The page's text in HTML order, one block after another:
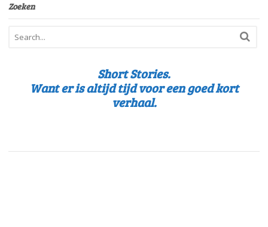
Zoeken
Short Stories.
Want er is altijd tijd voor een goed kort
verhaal.